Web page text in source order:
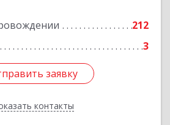
212
3
заявку
контакты
Подробнее
заявку
Назад